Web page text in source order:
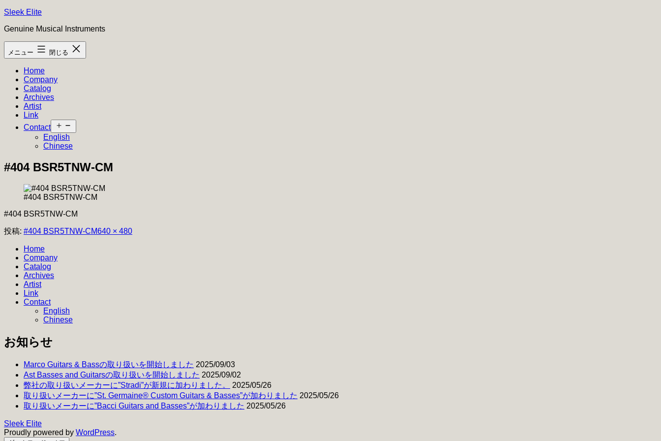
コ
テ
ン
ツ
Sleek Elite
Genuine Musical Instruments
メニュー 閉じる
Home
Company
Catalog
Archives
Artist
Link
Contact
ニ
ー
開
English
Chinese
#404 BSR5TNW-CM
#404 BSR5TNW-CM
#404 BSR5TNW-CM
投稿: #404 BSR5TNW-CMフ
640 × 480
Home
Company
Catalog
Archives
Artist
Link
Contact
English
Chinese
お知らせ
Marco Guitars & Bassの取り扱いを開始しました 2025/09/03
Ast Basses and Guitarsの取り扱いを開始しました 2025/09/02
弊社の取り扱いメーカーに”Stradi”が新規に加わりました。
2025/05/26
取り扱いメーカーに”St. Germaine® Custom Guitars & Basses”が加わりました 2025/05/26
取り扱いメーカーに”Bacci Guitars and Basses”が加わりました 2025/05/26
Sleek Elite
Proudly powered by WordPress.